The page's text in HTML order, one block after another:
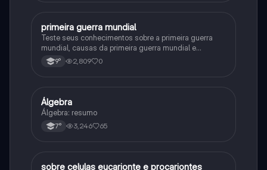
História
primeira guerra mundial
Teste seus conhecimentos sobre a primeira guerra
mundial, causas da primeira guerra mundial e
consequências da Primeira Guerra Mundial, fases da
primeira guerra mundial
9° 2,809 0
Matematica
Álgebra
Álgebra: resumo
7° 3,246 65
Biologia
sobre celulas eucarionte e procariontes